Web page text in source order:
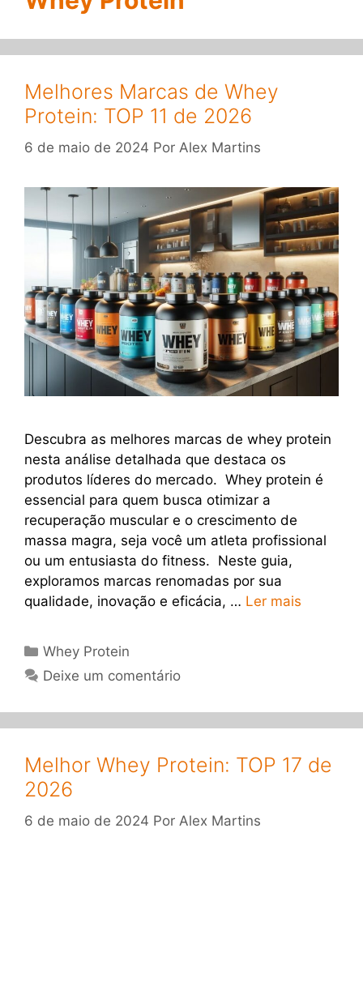
Melhores Marcas de Whey
Protein: TOP 11 de 2026
6 de maio de 2024 Por Alex Martins
Descubra as melhores marcas de whey protein
nesta análise detalhada que destaca os
produtos líderes do mercado. Whey protein é
essencial para quem busca otimizar a
recuperação muscular e o crescimento de
massa magra, seja você um atleta profissional
ou um entusiasta do fitness. Neste guia,
exploramos marcas renomadas por sua
qualidade, inovação e eficácia, … Ler mais
Categorias
Whey Protein
Deixe um comentário
Melhor Whey Protein: TOP 17 de
2026
6 de maio de 2024 Por Alex Martins